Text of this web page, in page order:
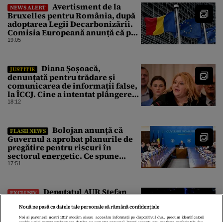
NEWS ALERT
Avertisment de la
Bruxelles pentru România, după
adoptarea Legii Decarbonizării.
Comisia Europeană anunță că pot
fi „consecințe financiare”
19:05
JUSTIȚIE
Diana Șoșoacă,
denunțată pentru trădare și
comunicarea de informații false,
la ÎCCJ. Cine a intentat plângerea
penală
18:12
FLASH NEWS
Bolojan anunță că
Guvernul a aprobat planurile de
pregătire pentru riscuri în
sectorul energetic. Ce spune
premierul despre consumul
17:51
EXCLUSIV
Deputatul AUR Ștefan
suferi din cauza energiei mai
scumpe. „Băieții deștepți vor
Nouă ne pasă ca datele tale personale să rămână confidențiale
Noi și partenerii noștri1017 stocăm și/sau accesăm informații pe dispozitivul dvs., precum identificatorii